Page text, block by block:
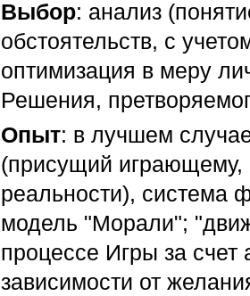
Выбор: анализ
обстоятельств, с
оптимизация в меру
Решения,
Опыт: в лучшем
(присущий
реальности), система
модель "Морали";
процессе Игры за счет
зависимости от